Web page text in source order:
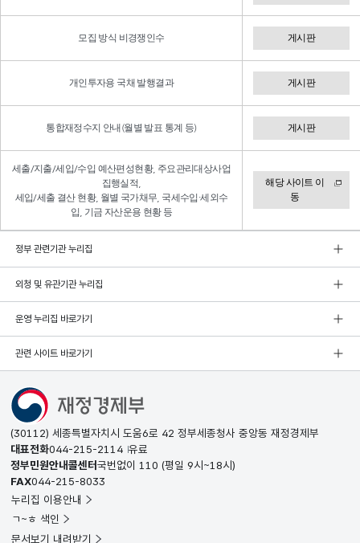
모집 방식 비경쟁인수 게시판
개인투자용 국채 발행결과 게시판
통합재정수지 안내(월별 발표 통계 등) 게시판
세출/지출/세입/수입 예산편성현황, 주요관리대상사업
집행실적,
세입/세출 결산 현황, 월별 국가채무, 국세수입·세외수
입, 기금 자산운용 현황 등
해당 사이트 이
동
정부 관련기관 누리집
외청 및 유관기관 누리집
운영 누리집 바로가기
관련 사이트 바로가기
(30112) 세종특별자치시 도움6로 42 정부세종청사 중앙동 재정경제부
대표전화044-215-2114 유료
정부민원안내콜센터국번없이 110 (평일 9시~18시)
FAX044-215-8033
누리집 이용안내
ㄱ~ㅎ 색인
문서보기 내려받기